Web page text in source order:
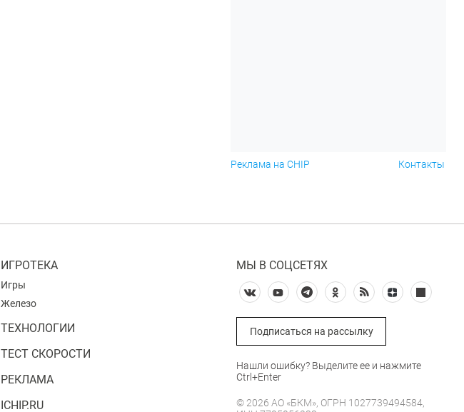
Реклама на CHIP Контакты
ИГРОТЕКА
Игры
Железо
ТЕХНОЛОГИИ
ТЕСТ СКОРОСТИ
РЕКЛАМА
ICHIP.RU
МЫ В СОЦСЕТЯХ
Подписаться на рассылку
Нашли ошибку? Выделите ее и нажмите
Ctrl+Enter
© 2026 АО «БКМ», ОГРН 1027739494584,